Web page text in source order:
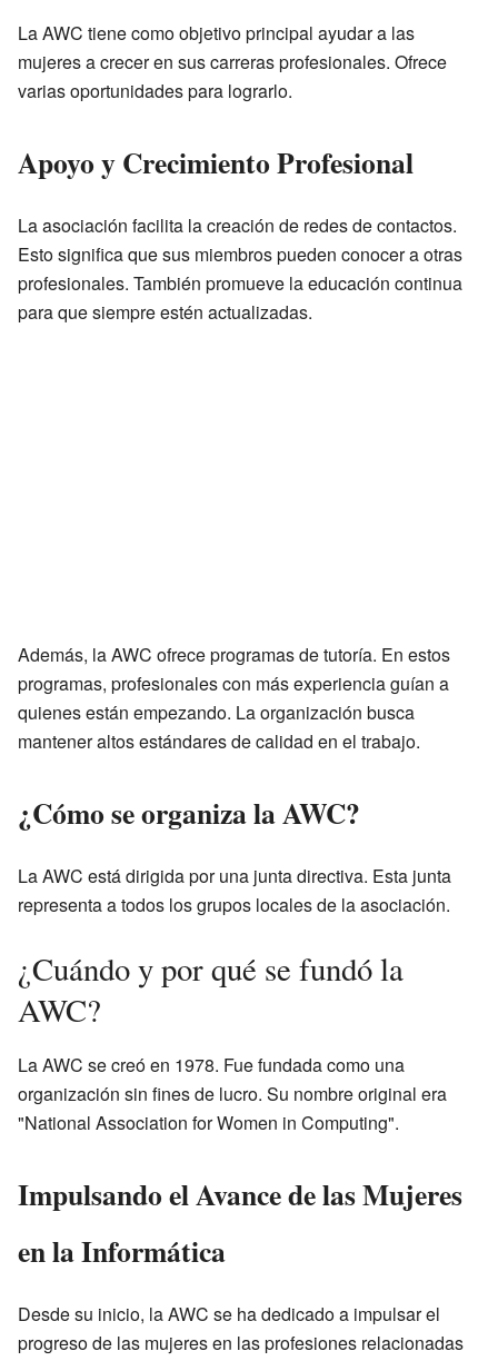
La AWC tiene como objetivo principal ayudar a las
mujeres a crecer en sus carreras profesionales. Ofrece
varias oportunidades para lograrlo.
Apoyo y Crecimiento Profesional
La asociación facilita la creación de redes de contactos.
Esto significa que sus miembros pueden conocer a otras
profesionales. También promueve la educación continua
para que siempre estén actualizadas.
Además, la AWC ofrece programas de tutoría. En estos
programas, profesionales con más experiencia guían a
quienes están empezando. La organización busca
mantener altos estándares de calidad en el trabajo.
¿Cómo se organiza la AWC?
La AWC está dirigida por una junta directiva. Esta junta
representa a todos los grupos locales de la asociación.
¿Cuándo y por qué se fundó la
AWC?
La AWC se creó en 1978. Fue fundada como una
organización sin fines de lucro. Su nombre original era
"National Association for Women in Computing".
Impulsando el Avance de las Mujeres
en la Informática
Desde su inicio, la AWC se ha dedicado a impulsar el
progreso de las mujeres en las profesiones relacionadas